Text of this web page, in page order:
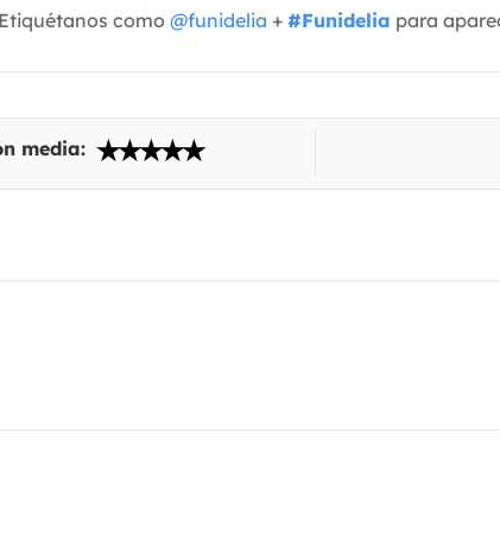
como @funidelia + #Funidelia para
media: